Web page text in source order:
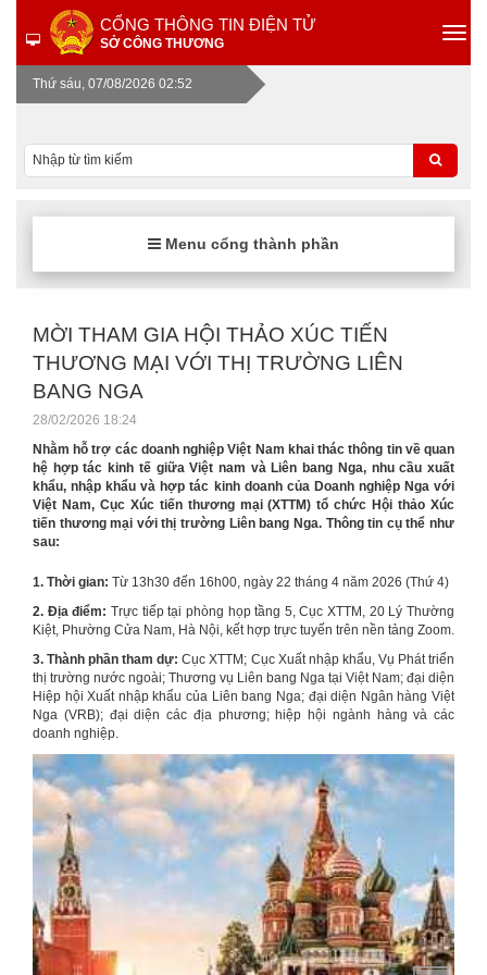
CỔNG THÔNG TIN ĐIỆN TỬ
SỞ CÔNG THƯƠNG
Thứ sáu, 07/08/2026 02:52
Menu cổng thành phần
MỜI THAM GIA HỘI THẢO XÚC TIẾN
THƯƠNG MẠI VỚI THỊ TRƯỜNG LIÊN
BANG NGA
28/02/2026 18:24
Nhằm hỗ trợ các doanh nghiệp Việt Nam khai thác thông tin về quan
hệ hợp tác kinh tế giữa Việt nam và Liên bang Nga, nhu cầu xuất
khẩu, nhập khẩu và hợp tác kinh doanh của Doanh nghiệp Nga với
Việt Nam, Cục Xúc tiến thương mại (XTTM) tổ chức Hội thảo Xúc
tiến thương mại với thị trường Liên bang Nga. Thông tin cụ thể như
sau:
1. Thời gian: Từ 13h30 đến 16h00, ngày 22 tháng 4 năm 2026 (Thứ 4)
2. Địa điểm: Trực tiếp tại phòng họp tầng 5, Cục XTTM, 20 Lý Thường
Kiệt, Phường Cửa Nam, Hà Nội, kết hợp trực tuyến trên nền tảng Zoom.
3. Thành phần tham dự:Cục XTTM; Cục Xuất nhập khẩu, Vụ Phát triển
thị trường nước ngoài; Thương vụ Liên bang Nga tại Việt Nam; đại diện
Hiệp hội Xuất nhập khẩu của Liên bang Nga; đại diện Ngân hàng Việt
Nga (VRB); đại diện các địa phương; hiệp hội ngành hàng và các
doanh nghiệp.